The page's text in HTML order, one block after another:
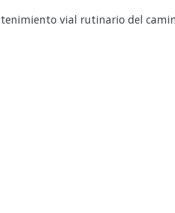
vial rutinario del